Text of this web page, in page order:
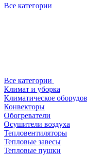
Все категории
Все категории
Климат и уборка
Климатическое
Конвекторы
Обогреватели
Осушители воздуха
Тепловентиляторы
Тепловые завесы
Тепловые пушки